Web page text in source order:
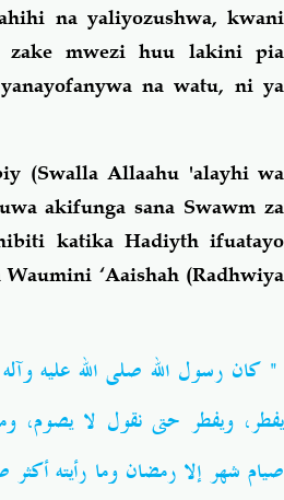
na yaliyozushwa, kwani
zake mwezi huu lakini pia
na watu, ni ya
(Swalla Allaahu 'alayhi wa
akifunga sana Swawm za
katika Hadiyth ifuatayo
‘Aaishah (Radhwiya
" كان رسول الله صلى الله عليه
يفطر، ويفطر حتى نقول لا يصوم،
صيام شهر إلا رمضان وما رأيته أكثر